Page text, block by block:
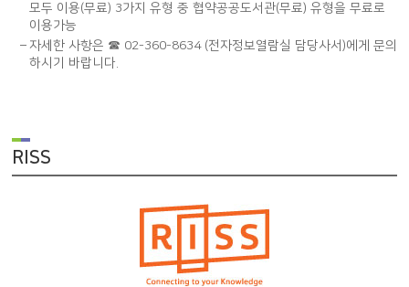
모두 이용(무료) 3가지 유형 중 협약공공도서관(무료) 유형을 무료로
이용가능
자세한 사항은 ☎ 02-360-8634(전자정보열람실 담당사서)에게 문의
하시기 바랍니다.
RISS